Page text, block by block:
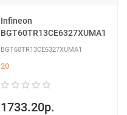
Infineon
BGT60TR13CE6327XUMA1
BGT60TR13CE6327XUMA1
20
1733.20р.